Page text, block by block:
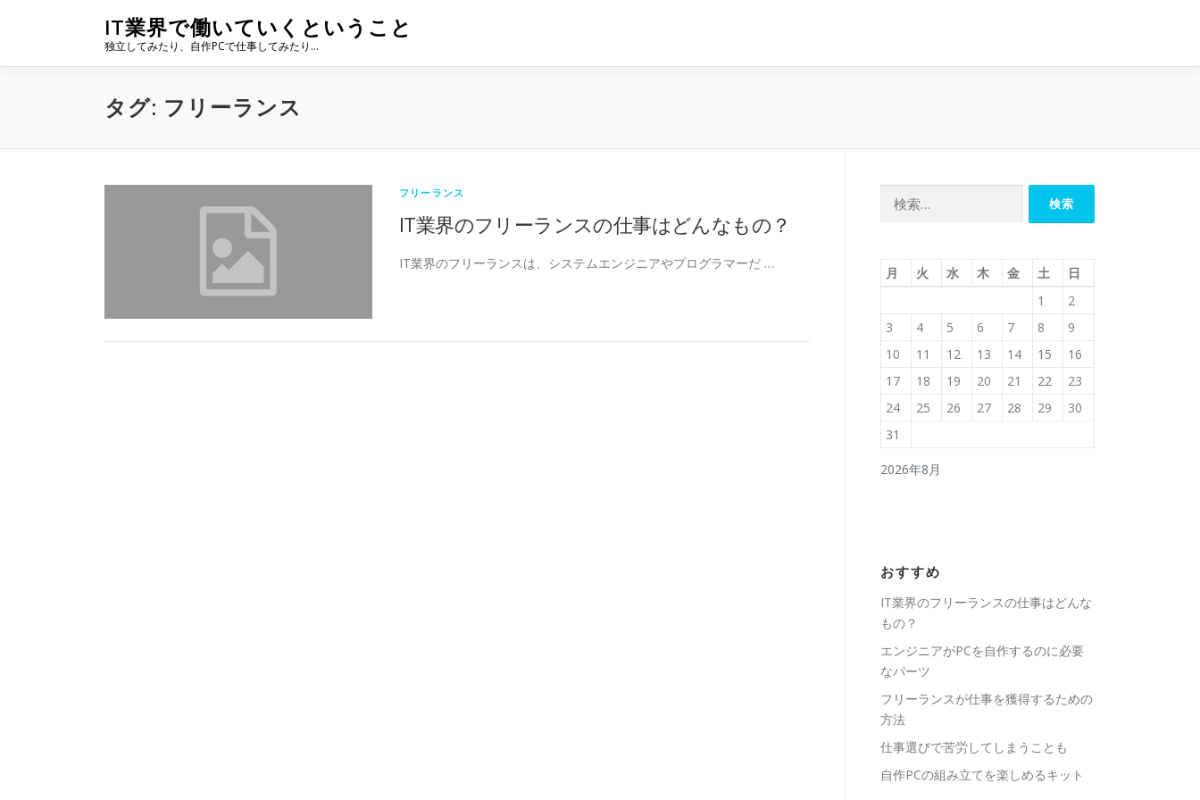
ン
IT業界で働いていくということ
独立してみたり、自作PCで仕事してみたり…
タグ: フリーランス
フリーランス
IT業界のフリーランスの仕事はどんなもの？
IT業界のフリーランスは、システムエンジニアやプログラマーだ …
2026年8月
月 火 水 木 金 土
日
1
2
3
4 5 6 7 8
9
10
11 12 13 14 15
16
17
18 19 20 21 22
23
24
25 26 27 28 29
30
31
おすすめ
IT業界のフリーランスの仕事はどんな
もの？
エンジニアがPCを自作するのに必要
なパーツ
フリーランスが仕事を獲得するための
方法
仕事選びで苦労してしまうことも
自作PCの組み立てを楽しめるキット